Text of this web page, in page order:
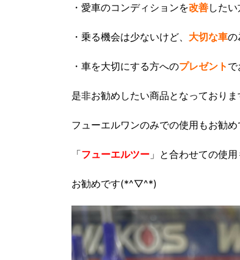
・愛車のコンディションを改善したい
・乗る機会は少ないけど、 大切な車の
・車を大切にする方へのプレゼント で
是非お勧めしたい商品となっておりま
フューエルワンのみでの使用もお勧め
「フューエルツー 」と合わせての使用
お勧めです(*^▽^*)